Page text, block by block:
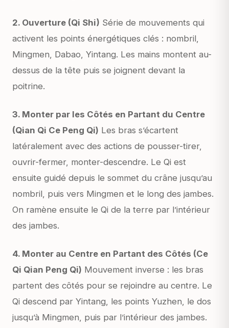
2. Ouverture (Qi Shi) Série de mouvements qui
activent les points énergétiques clés : nombril,
Mingmen, Dabao, Yintang. Les mains montent au-
dessus de la tête puis se joignent devant la
poitrine.
3. Monter par les Côtés en Partant du Centre
(Qian Qi Ce Peng Qi) Les bras s’écartent
latéralement avec des actions de pousser-tirer,
ouvrir-fermer, monter-descendre. Le Qi est
ensuite guidé depuis le sommet du crâne jusqu’au
nombril, puis vers Mingmen et le long des jambes.
On ramène ensuite le Qi de la terre par l’intérieur
des jambes.
4. Monter au Centre en Partant des Côtés (Ce
Qi Qian Peng Qi) Mouvement inverse : les bras
partent des côtés pour se rejoindre au centre. Le
Qi descend par Yintang, les points Yuzhen, le dos
jusqu’à Mingmen, puis par l’intérieur des jambes.